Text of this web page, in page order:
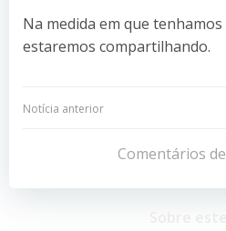
Na medida em que
estaremos compartilhando.
Navegação
Post
Notícia anterior
Comentários